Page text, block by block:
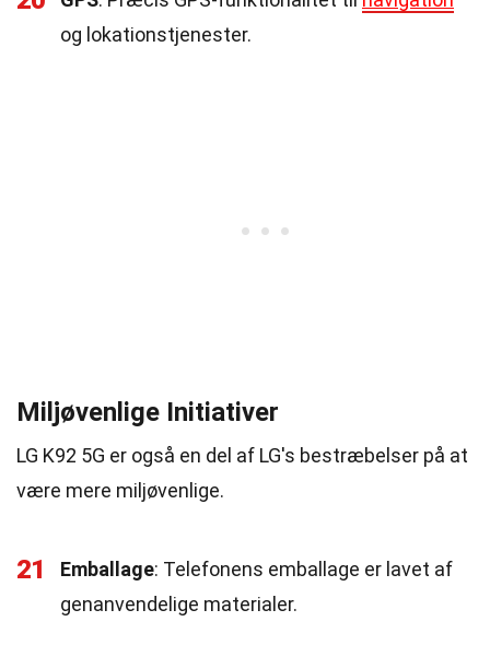
og lokationstjenester.
Miljøvenlige Initiativer
LG K92 5G er også en del af LG's bestræbelser på at
være mere miljøvenlige.
21 Emballage: Telefonens emballage er lavet af
genanvendelige materialer.